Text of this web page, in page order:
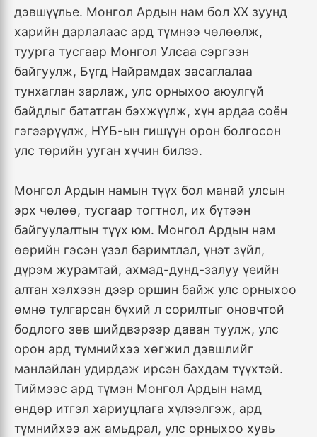
дэвшүүлье. Монгол Ардын нам бол XX зуунд
харийн дарлалаас ард түмнээ чөлөөлж,
туурга тусгаар Монгол Улсаа сэргээн
байгуулж, Бүгд Найрамдах засаглалаа
тунхаглан зарлаж, улс орныхоо аюулгүй
байдлыг бататган бэхжүүлж, хүн ардаа соён
гэгээрүүлж, НҮБ-ын гишүүн орон болгосон
улс төрийн ууган хүчин билээ.
Монгол Ардын намын түүх бол манай улсын
эрх чөлөө, тусгаар тогтнол, их бүтээн
байгуулалтын түүх юм. Монгол Ардын нам
өөрийн гэсэн үзэл баримтлал, үнэт зүйл,
дүрэм журамтай, ахмад-дунд-залуу үеийн
алтан хэлхээн дээр оршин байж улс орныхоо
өмнө тулгарсан бүхий л сорилтыг оновчтой
бодлого зөв шийдвэрээр даван туулж, улс
орон ард түмнийхээ хөгжил дэвшлийг
манлайлан удирдаж ирсэн бахдам түүхтэй.
Тиймээс ард түмэн Монгол Ардын намд
өндөр итгэл хариуцлага хүлээлгэж, ард
түмнийхээ аж амьдрал, улс орныхоо хувь